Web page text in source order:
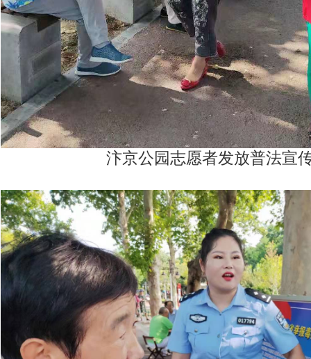
汴京公园志愿者发放普法宣